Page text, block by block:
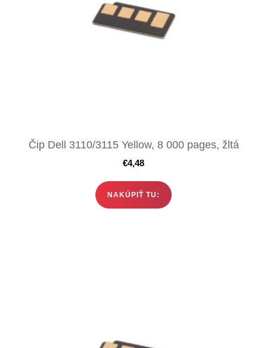
Čip Dell 3110/3115 Yellow, 8 000 pages, žltá
€4,48
NAKÚPIŤ TU: